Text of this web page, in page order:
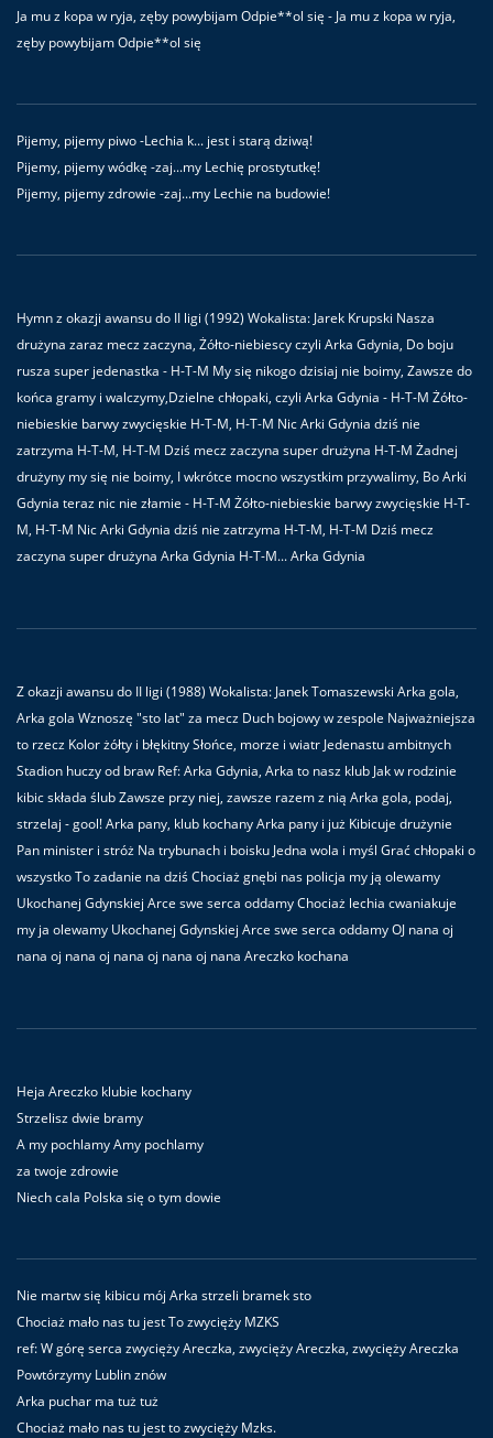
Ja mu z kopa w ryja, zęby powybijam Odpie**ol się - Ja mu z kopa w ryja,
zęby powybijam Odpie**ol się
Pijemy, pijemy piwo -Lechia k... jest i starą dziwą!
Pijemy, pijemy wódkę -zaj...my Lechię prostytutkę!
Pijemy, pijemy zdrowie -zaj...my Lechie na budowie!
Hymn z okazji awansu do II ligi (1992) Wokalista: Jarek Krupski Nasza
drużyna zaraz mecz zaczyna, Żółto-niebiescy czyli Arka Gdynia, Do boju
rusza super jedenastka - H-T-M My się nikogo dzisiaj nie boimy, Zawsze do
końca gramy i walczymy,Dzielne chłopaki, czyli Arka Gdynia - H-T-M Żółto-
niebieskie barwy zwycięskie H-T-M, H-T-M Nic Arki Gdynia dziś nie
zatrzyma H-T-M, H-T-M Dziś mecz zaczyna super drużyna H-T-M Żadnej
drużyny my się nie boimy, I wkrótce mocno wszystkim przywalimy, Bo Arki
Gdynia teraz nic nie złamie - H-T-M Żółto-niebieskie barwy zwycięskie H-T-
M, H-T-M Nic Arki Gdynia dziś nie zatrzyma H-T-M, H-T-M Dziś mecz
zaczyna super drużyna Arka Gdynia H-T-M... Arka Gdynia
Z okazji awansu do II ligi (1988) Wokalista: Janek Tomaszewski Arka gola,
Arka gola Wznoszę "sto lat" za mecz Duch bojowy w zespole Najważniejsza
to rzecz Kolor żółty i błękitny Słońce, morze i wiatr Jedenastu ambitnych
Stadion huczy od braw Ref: Arka Gdynia, Arka to nasz klub Jak w rodzinie
kibic składa ślub Zawsze przy niej, zawsze razem z nią Arka gola, podaj,
strzelaj - gool! Arka pany, klub kochany Arka pany i już Kibicuje drużynie
Pan minister i stróż Na trybunach i boisku Jedna wola i myśl Grać chłopaki o
wszystko To zadanie na dziś Chociaż gnębi nas policja my ją olewamy
Ukochanej Gdynskiej Arce swe serca oddamy Chociaż lechia cwaniakuje
my ja olewamy Ukochanej Gdynskiej Arce swe serca oddamy OJ nana oj
nana oj nana oj nana oj nana oj nana Areczko kochana
Heja Areczko klubie kochany
Strzelisz dwie bramy
A my pochlamy Amy pochlamy
za twoje zdrowie
Niech cala Polska się o tym dowie
Nie martw się kibicu mój Arka strzeli bramek sto
Chociaż mało nas tu jest To zwycięży MZKS
ref: W górę serca zwycięży Areczka, zwycięży Areczka, zwycięży Areczka
Powtórzymy Lublin znów
Arka puchar ma tuż tuż
Chociaż mało nas tu jest to zwycięży Mzks.